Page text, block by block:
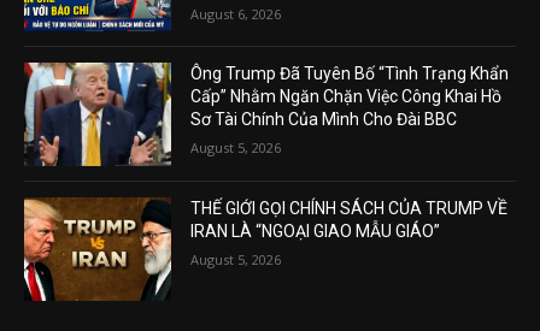
August 6, 2026
Ông Trump Đã Tuyên Bố “Tình Trạng Khẩn
Cấp” Nhằm Ngăn Chặn Việc Công Khai Hồ
Sơ Tài Chính Của Mình Cho Đài BBC
August 5, 2026
THẾ GIỚI GỌI CHÍNH SÁCH CỦA TRUMP VỀ
IRAN LÀ “NGOẠI GIAO MẪU GIÁO”
August 5, 2026